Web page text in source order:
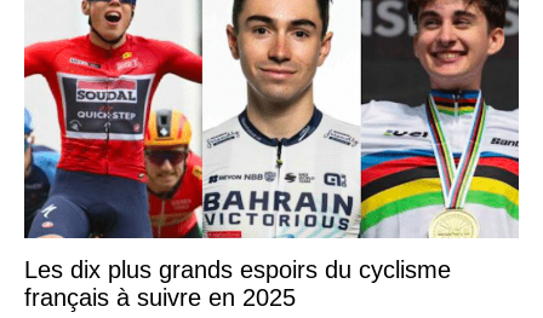
Les dix plus grands espoirs du cyclisme
français à suivre en 2025